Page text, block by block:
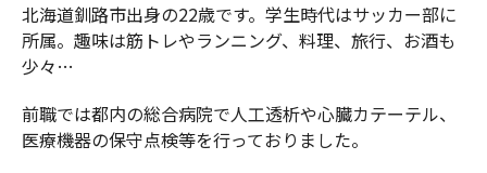
北海道釧路市出身の22歳です。学生時代はサッカー部に
所属。趣味は筋トレやランニング、料理、旅行、お酒も
少々…
前職では都内の総合病院で人工透析や心臓カテーテル、
医療機器の保守点検等を行っておりました。